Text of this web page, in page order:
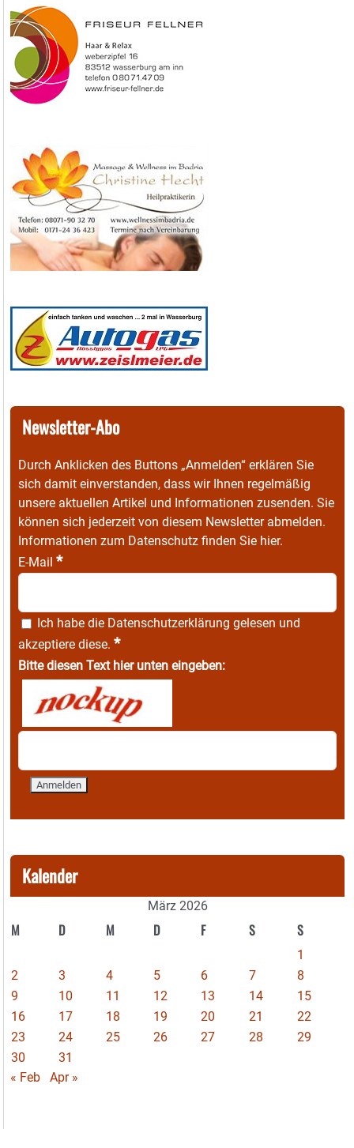
Newsletter-Abo
Durch Anklicken des Buttons „Anmelden“ erklären Sie
sich damit einverstanden, dass wir Ihnen regelmäßig
unsere aktuellen Artikel und Informationen zusenden. Sie
können sich jederzeit von diesem Newsletter abmelden.
Informationen zum Datenschutz finden Sie hier.
E-Mail *
Ich habe die Datenschutzerklärung gelesen und
akzeptiere diese. *
Bitte diesen Text hier unten eingeben:
Kalender
März 2026
M D M D F S S
1
2
3 4 5 6 7
8
9
10 11 12 13 14
15
16
17 18 19 20 21
22
23
24 25 26 27 28
29
30
31
« Feb
Apr »